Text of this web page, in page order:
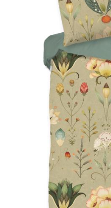
Hoofdkussens
Matrasbeschermers
Grijs
Bruin
Creme
Roze
Paars
Rood
Oranje
Geel